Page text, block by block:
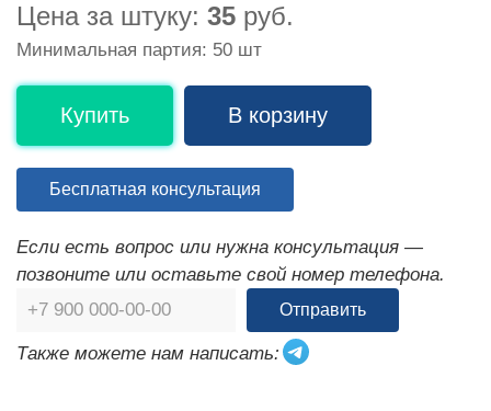
Цена за штуку: 35 руб.
Минимальная партия: 50 шт
Купить В корзину
Бесплатная консультация
Если есть вопрос или нужна консультация —
позвоните или оставьте свой номер телефона.
Отправить
Также можете нам написать: